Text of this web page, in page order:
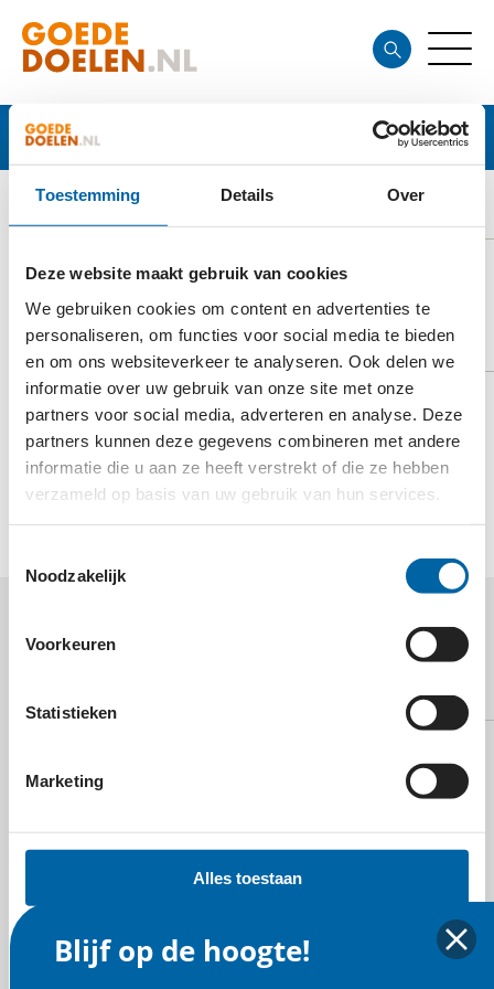
Toestemming Details Over
Deze website maakt gebruik van cookies
We gebruiken cookies om content en advertenties te
personaliseren, om functies voor social media te bieden
en om ons websiteverkeer te analyseren. Ook delen we
informatie over uw gebruik van onze site met onze
partners voor social media, adverteren en analyse. Deze
partners kunnen deze gegevens combineren met andere
informatie die u aan ze heeft verstrekt of die ze hebben
verzameld op basis van uw gebruik van hun services.
Noodzakelijk
Voorkeuren
Statistieken
Marketing
Alles toestaan
Selectie toestaan
Goede doelen
CHILD
DOELSTELLING
De stichting CHILD wil de kansen op ontplooiing en
een goede gezondheid van kwetsbare kinderen in
de Kilimanjaro regio van Tanzania vergroten.
MEER WETEN OVER
Blijf op de hoogte!